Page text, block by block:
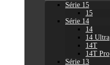
Série 15
15
Série 14
14
14 Ultra
14T
14T Pro
Série 13